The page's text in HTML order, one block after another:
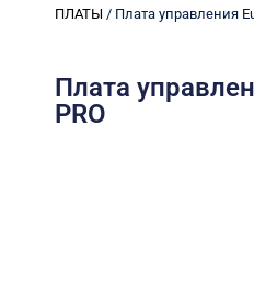
ПЛАТЫ / Плата управления
Плата
PRO